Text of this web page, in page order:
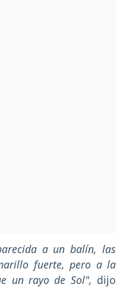
a un balín, las
fuerte, pero a la
un rayo de Sol", dijo